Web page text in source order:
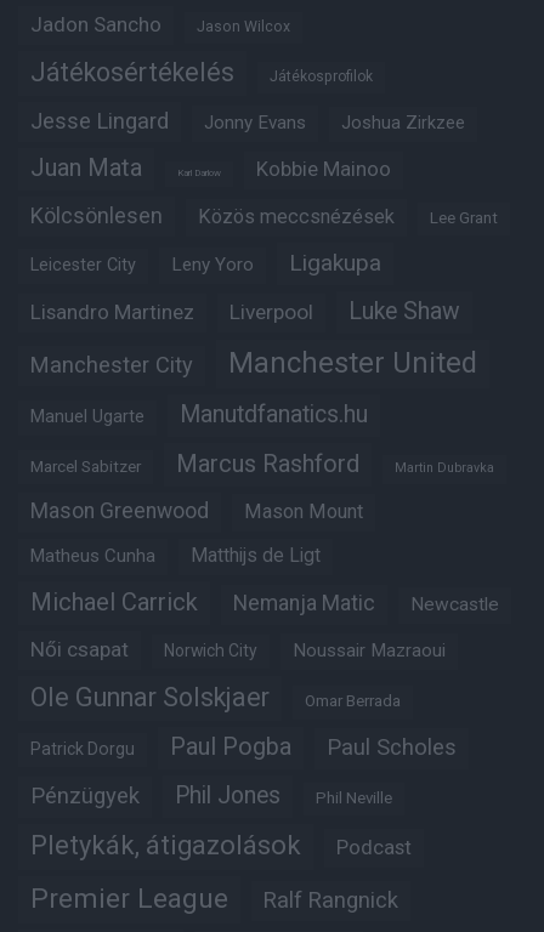
Jadon Sancho Jason Wilcox
Játékosértékelés Játékosprofilok
Jesse Lingard Jonny Evans Joshua Zirkzee
Juan Mata Karl Darlow Kobbie Mainoo
Kölcsönlesen Közös meccsnézések Lee Grant
Leicester City Leny Yoro Ligakupa
Lisandro Martinez Liverpool Luke Shaw
Manchester City Manchester United
Manuel Ugarte Manutdfanatics.hu
Marcel Sabitzer Marcus Rashford Martin Dubravka
Mason Greenwood Mason Mount
Matheus Cunha Matthijs de Ligt
Michael Carrick Nemanja Matic Newcastle
Női csapat Norwich City Noussair Mazraoui
Ole Gunnar Solskjaer Omar Berrada
Patrick Dorgu Paul Pogba Paul Scholes
Pénzügyek Phil Jones Phil Neville
Pletykák, átigazolások Podcast
Premier League Ralf Rangnick